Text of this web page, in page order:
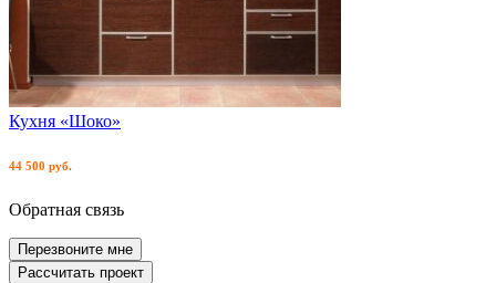
Кухня «Шоко»
44 500 руб.
Обратная связь
Перезвоните мне
Рассчитать проект